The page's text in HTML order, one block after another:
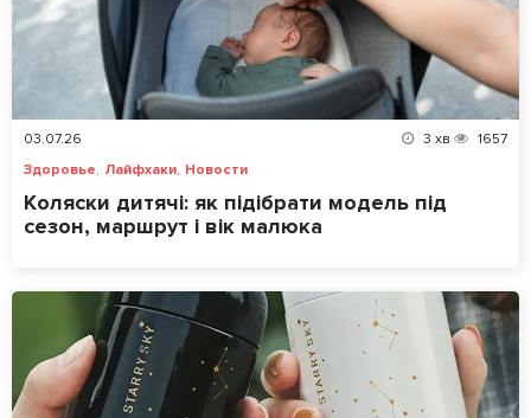
03.07.26 3 хв
1657
Здоровье, Лайфхаки, Новости
Коляски дитячі: як підібрати модель під
сезон, маршрут і вік малюка